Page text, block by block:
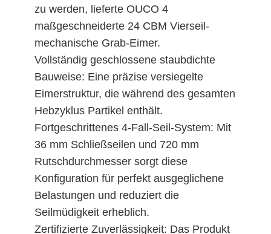
zu werden, lieferte OUCO 4
maßgeschneiderte 24 CBM Vierseil-
mechanische Grab-Eimer.
Vollständig geschlossene staubdichte
Bauweise: Eine präzise versiegelte
Eimerstruktur, die während des gesamten
Hebzyklus Partikel enthält.
Fortgeschrittenes 4-Fall-Seil-System: Mit
36 mm Schließseilen und 720 mm
Rutschdurchmesser sorgt diese
Konfiguration für perfekt ausgeglichene
Belastungen und reduziert die
Seilmüdigkeit erheblich.
Zertifizierte Zuverlässigkeit: Das Produkt